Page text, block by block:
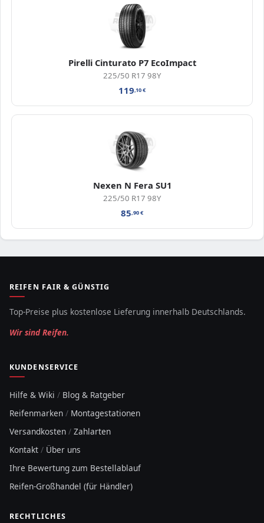
Pirelli Cinturato P7 EcoImpact
225/50 R17 98Y
119,10€
Nexen N Fera SU1
225/50 R17 98Y
85,90€
REIFEN FAIR & GÜNSTIG
Top-Preise plus kostenlose Lieferung innerhalb Deutschlands.
Wir sind Reifen.
KUNDENSERVICE
Hilfe & Wiki / Blog & Ratgeber
Reifenmarken / Montagestationen
Versandkosten / Zahlarten
Kontakt / Über uns
Ihre Bewertung zum Bestellablauf
Reifen-Großhandel (für Händler)
RECHTLICHES